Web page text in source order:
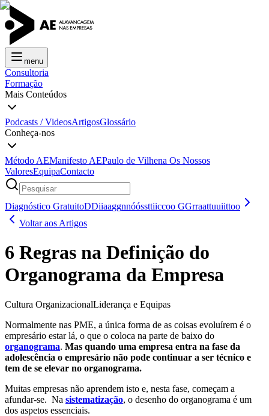
menu
Consultoria
Formação
Mais Conteúdos
Podcasts / VideosArtigosGlossário
Conheça-nos
Método AEManifesto AEPaulo de Vilhena Os Nossos
ValoresEquipaContacto
Diagnóstico GratuitoDDiiaaggnnóóssttiiccoo GGrraattuuiittoo
Voltar aos Artigos
6 Regras na Definição do
Organograma da Empresa
Cultura OrganizacionalLiderança e Equipas
Normalmente nas PME, a única forma de as coisas evoluírem é o
empresário estar lá, o que o coloca na parte de baixo do
organograma. Mas quando uma empresa entra na fase da
adolescência o empresário não pode continuar a ser técnico e
tem de se elevar no organograma.
Muitas empresas não aprendem isto e, nesta fase, começam a
afundar-se. Na sistematização, o desenho do organograma é um
dos aspetos essenciais.